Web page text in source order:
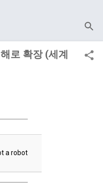
로 확장 (세계